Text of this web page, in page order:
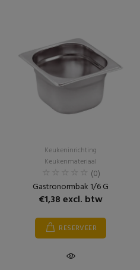
Keukeninrichting
Keukenmateriaal
(0)
Gastronormbak 1/6 G
€1,38 excl. btw
RESERVEER